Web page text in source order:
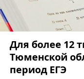
Для более 12
Тюменской
период ЕГЭ